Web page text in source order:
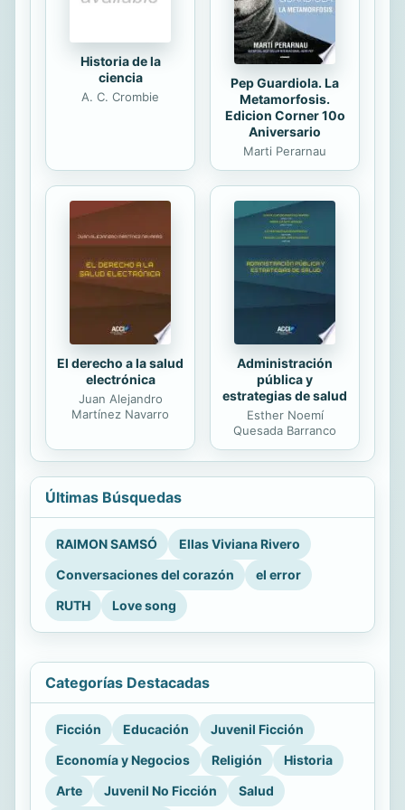
Historia de la
ciencia
A. C. Crombie
Pep Guardiola. La
Metamorfosis.
Edicion Corner 10o
Aniversario
Marti Perarnau
El derecho a la salud
electrónica
Juan Alejandro
Martínez Navarro
Administración
pública y
estrategias de salud
Esther Noemí
Quesada Barranco
Últimas Búsquedas
RAIMON SAMSÓ
Ellas Viviana Rivero
Conversaciones del corazón
el error
RUTH
Love song
Categorías Destacadas
Ficción Educación
Juvenil Ficción
Economía y Negocios
Religión
Historia
Arte
Juvenil No Ficción Salud